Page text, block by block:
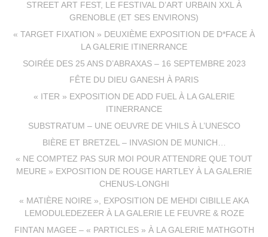
STREET ART FEST, LE FESTIVAL D’ART URBAIN XXL À
GRENOBLE (ET SES ENVIRONS)
« TARGET FIXATION » DEUXIÈME EXPOSITION DE D*FACE À
LA GALERIE ITINERRANCE
SOIRÉE DES 25 ANS D’ABRAXAS – 16 SEPTEMBRE 2023
FÊTE DU DIEU GANESH À PARIS
« ITER » EXPOSITION DE ADD FUEL À LA GALERIE
ITINERRANCE
SUBSTRATUM – UNE OEUVRE DE VHILS À L’UNESCO
BIÈRE ET BRETZEL – INVASION DE MUNICH…
« NE COMPTEZ PAS SUR MOI POUR ATTENDRE QUE TOUT
MEURE » EXPOSITION DE ROUGE HARTLEY À LA GALERIE
CHENUS-LONGHI
« MATIÈRE NOIRE », EXPOSITION DE MEHDI CIBILLE AKA
LEMODULEDEZEER À LA GALERIE LE FEUVRE & ROZE
FINTAN MAGEE – « PARTICLES » À LA GALERIE MATHGOTH